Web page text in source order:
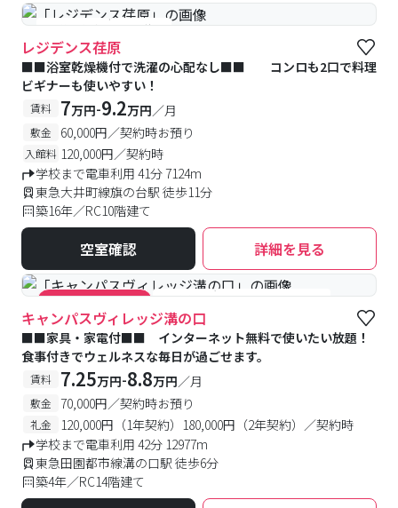
#予約受付中 #空室待ち
レジデンス荏原
■■浴室乾燥機付で洗濯の心配なし■■ コンロも2口で料理
ビギナーも使いやすい！
賃料 7万円-9.2万円／月
敷金 60,000円／契約時お預り
入館料 120,000円／契約時
学校まで電車利用 41分 7124m
東急大井町線旗の台駅 徒歩11分
築16年／RC10階建て
空室確認 詳細を見る
#キャンペーン実施中 #食事付き #女性専用フロアあり
キャンパスヴィレッジ溝の口
■■家具・家電付■■ インターネット無料で使いたい放題！
食事付きでウェルネスな毎日が過ごせます。
賃料 7.25万円-8.8万円／月
敷金 70,000円／契約時お預り
礼金
120,000円（1年契約）180,000円（2年契約）／契約時
学校まで電車利用 42分 12977m
東急田園都市線溝の口駅 徒歩6分
築4年／RC14階建て